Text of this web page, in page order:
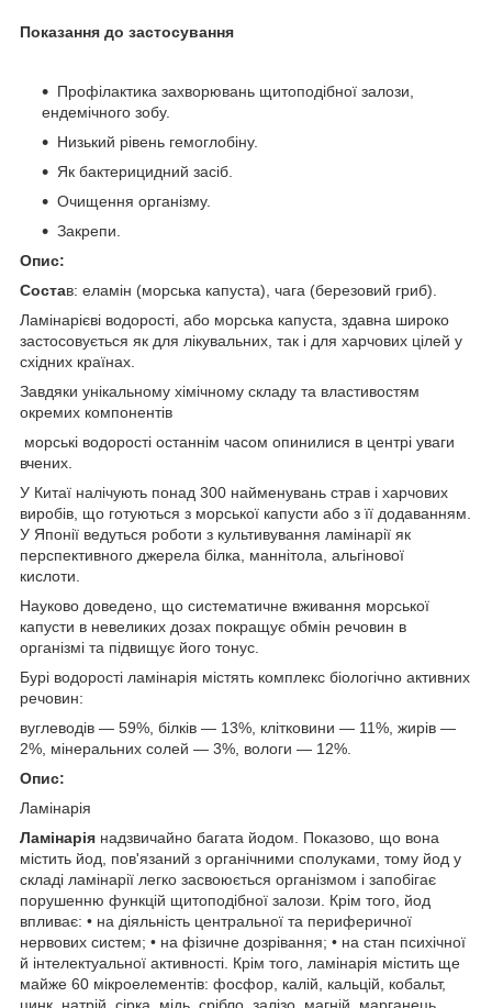
Показання до застосування
Профілактика захворювань щитоподібної залози,
ендемічного зобу.
Низький рівень гемоглобіну.
Як бактерицидний засіб.
Очищення організму.
Закрепи.
Опис:
Состав: еламін (морська капуста), чага (березовий гриб).
Ламінарієві водорості, або морська капуста, здавна широко
застосовується як для лікувальних, так і для харчових цілей у
східних країнах.
Завдяки унікальному хімічному складу та властивостям
окремих компонентів
морські водорості останнім часом опинилися в центрі уваги
вчених.
У Китаї налічують понад 300 найменувань страв і харчових
виробів, що готуються з морської капусти або з її додаванням.
У Японії ведуться роботи з культивування ламінарії як
перспективного джерела білка, маннітола, альгінової
кислоти.
Науково доведено, що систематичне вживання морської
капусти в невеликих дозах покращує обмін речовин в
організмі та підвищує його тонус.
Бурі водорості ламінарія містять комплекс біологічно активних
речовин:
вуглеводів — 59%, білків — 13%, клітковини — 11%, жирів —
2%, мінеральних солей — 3%, вологи — 12%.
Опис:
Ламінарія
Ламінарія надзвичайно багата йодом. Показово, що вона
містить йод, пов'язаний з органічними сполуками, тому йод у
складі ламінарії легко засвоюється організмом і запобігає
порушенню функцій щитоподібної залози. Крім того, йод
впливає: • на діяльність центральної та периферичної
нервових систем; • на фізичне дозрівання; • на стан психічної
й інтелектуальної активності. Крім того, ламінарія містить ще
майже 60 мікроелементів: фосфор, калій, кальцій, кобальт,
цинк, натрій, сірка, мідь, срібло, залізо, магній, марганець,